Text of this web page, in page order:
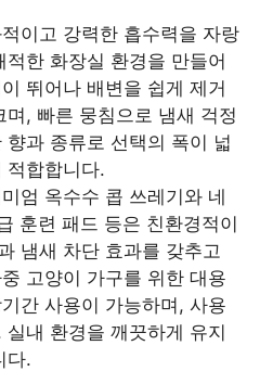
이고 강력한 흡수력을 자랑
한 화장실 환경을 만들어
뛰어나 배변을 쉽게 제거
, 빠른 뭉침으로 냄새 걱정
과 종류로 선택의 폭이 넓
적합합니다.
엄 옥수수 콥 쓰레기와 네
훈련 패드 등은 친환경적이
냄새 차단 효과를 갖추고
고양이 가구를 위한 대용
간 사용이 가능하며, 사용
내 환경을 깨끗하게 유지
다.